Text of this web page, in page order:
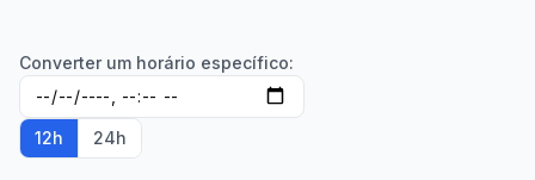
Converter um horário específico:
12h 24h